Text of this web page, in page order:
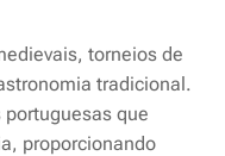
torneios de
tradicional.
que
proporcionando